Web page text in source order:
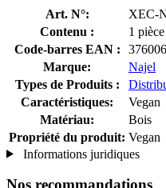
Art. N°:
XEC-
Contenu :
1 pièce
Code-barres EAN :
Marque:
Najel
Types de Produits :
Caractéristiques:
Vegan
Matériau:
Bois
Propriété du produit: Vegan
Informations juridiques